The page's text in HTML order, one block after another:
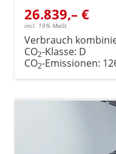
26.839,– €
incl. 19% MwSt.
Verbrauch
CO2-Klasse: D
CO2-Emissionen: